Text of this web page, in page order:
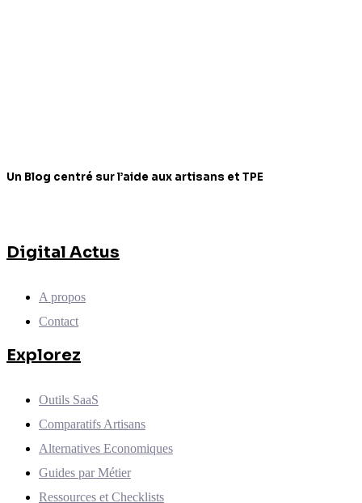
Un Blog centré sur l’aide aux artisans et TPE
Digital Actus
A propos
Contact
Explorez
Outils SaaS
Comparatifs Artisans
Alternatives Economiques
Guides par Métier
Ressources et Checklists